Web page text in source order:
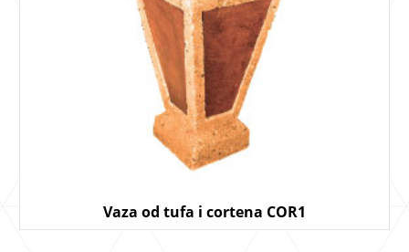
Vaza od tufa i cortena COR1